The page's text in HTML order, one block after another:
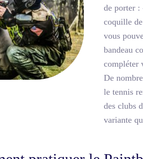
de porter :
coquille
vous
bandeau
compléter
De
le tennis
des clubs
variante